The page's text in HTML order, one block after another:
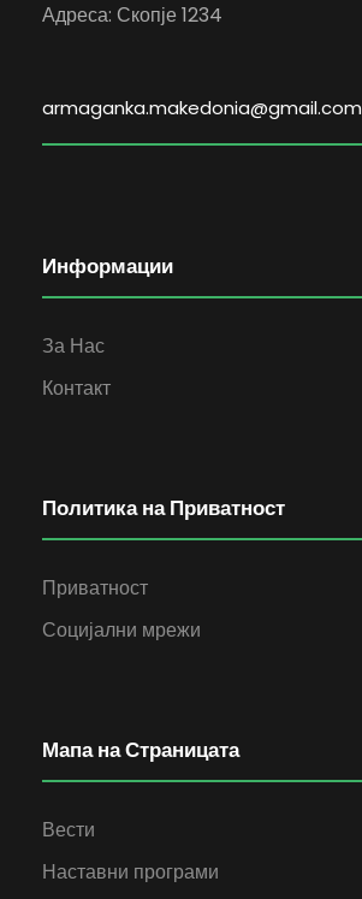
Адреса: Скопје 1234
armaganka.makedonia@gmail.com
Информации
За Нас
Контакт
Политика на Приватност
Приватност
Социјални мрежи
Мапа на Страницата
Вести
Наставни програми